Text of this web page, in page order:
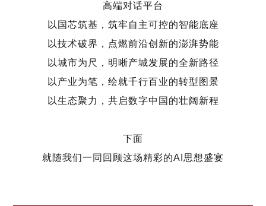
高端对话平台
以国芯筑基，筑牢自主可控的智能底座
以技术破界，点燃前沿创新的澎湃势能
以城市为尺，明晰产城发展的全新路径
以产业为笔，绘就千行百业的转型图景
以生态聚力，共启数字中国的壮阔新程
下面
就随我们一同回顾这场精彩的AI 思想盛宴